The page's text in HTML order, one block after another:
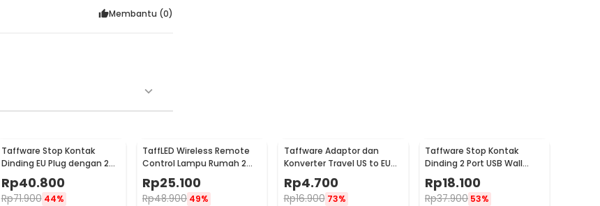
Membantu (0)
Taffware Stop Kontak
Dinding EU Plug dengan 2
USB Port - SCN2
Rp40.800
Rp71.900 44%
TaffLED Wireless Remote
Control Lampu Rumah 2
Way - YAM802
Rp25.100
Rp48.900 49%
Taffware Adaptor dan
Konverter Travel US to EU
Plug 10A 250V 1 PCS - WN-
20
Rp4.700
Rp16.900 73%
Taffware Stop Kontak
Dinding 2 Port USB Wall
Socket 2.0A - ES-USB-2
Rp18.100
Rp37.900 53%